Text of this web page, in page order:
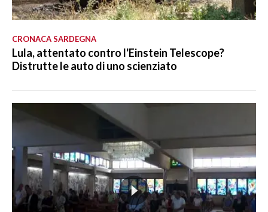
CRONACA SARDEGNA
Lula, attentato contro l'Einstein Telescope?
Distrutte le auto di uno scienziato